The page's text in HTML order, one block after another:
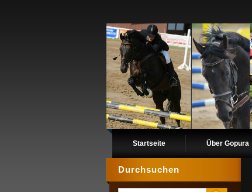
Startseite Über Gopura
Durchsuchen